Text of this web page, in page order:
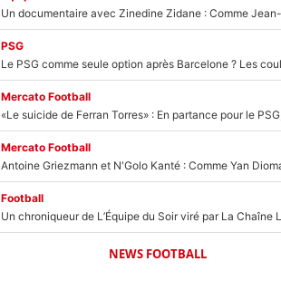
PSG
Mercato Football
Mercato Football
Football
NEWS FOOTBALL